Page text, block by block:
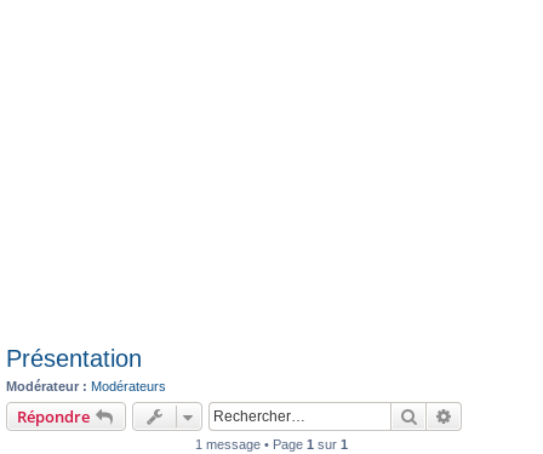
Présentation
Modérateur : Modérateurs
Répondre Rechercher
1 message • Page 1 sur 1